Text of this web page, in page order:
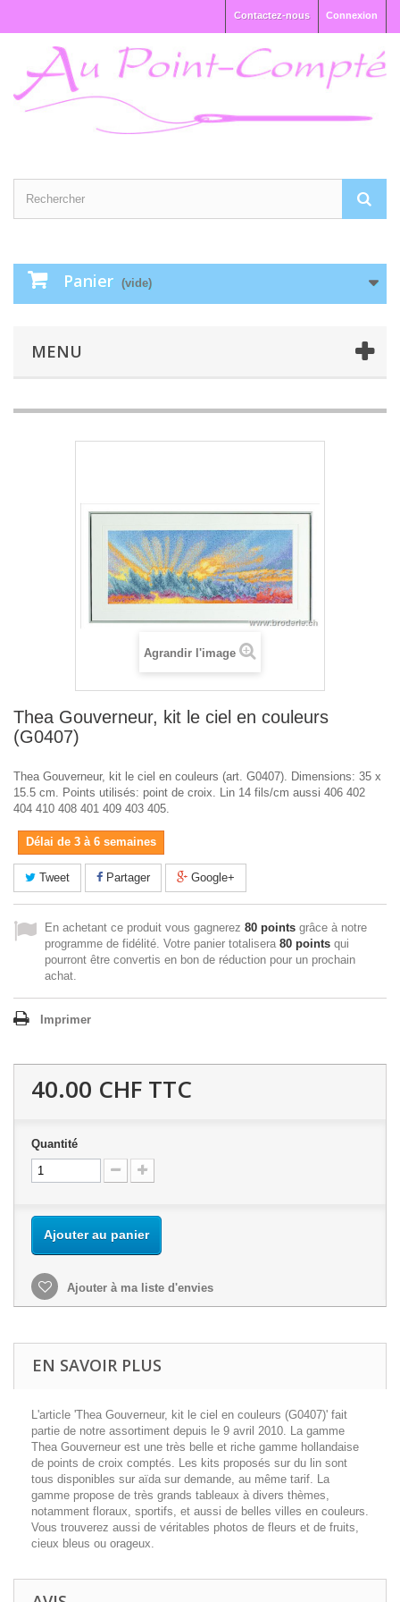
Connexion
Contactez-nous
Panier (vide)
MENU
Agrandir l'image
Thea Gouverneur, kit le ciel en couleurs
(G0407)
Thea Gouverneur, kit le ciel en couleurs (art. G0407). Dimensions: 35 x
15.5 cm. Points utilisés: point de croix. Lin 14 fils/cm aussi 406 402
404 410 408 401 409 403 405.
Délai de 3 à 6 semaines
Tweet Partager Google+
En achetant ce produit vous gagnerez 80 points grâce à notre
programme de fidélité. Votre panier totalisera 80 points qui
pourront être convertis en bon de réduction pour un prochain
achat.
Imprimer
40.00 CHF TTC
Quantité
Ajouter au panier
Ajouter à ma liste d'envies
EN SAVOIR PLUS
L'article 'Thea Gouverneur, kit le ciel en couleurs (G0407)' fait
partie de notre assortiment depuis le 9 avril 2010. La gamme
Thea Gouverneur est une très belle et riche gamme hollandaise
de points de croix comptés. Les kits proposés sur du lin sont
tous disponibles sur aïda sur demande, au même tarif. La
gamme propose de très grands tableaux à divers thèmes,
notamment floraux, sportifs, et aussi de belles villes en couleurs.
Vous trouverez aussi de véritables photos de fleurs et de fruits,
cieux bleus ou orageux.